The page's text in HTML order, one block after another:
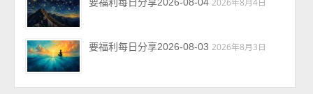
要福利每日分享2026-08-03 2026年8月3日